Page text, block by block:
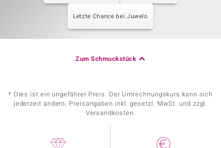
Letzte Chance bei Juwelo
Zum Schmuckstück
* Dies ist ein ungefährer Preis. Der Umrechnungskurs kann sich
jederzeit ändern. Preisangaben inkl. gesetzl. MwSt. und zzgl.
Versandkosten.